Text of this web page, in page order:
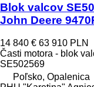
Blok valcov
John Deere
14 840 € 63 910 PLN
Časti motora - blok
SE502569
Poľsko, Opalenica